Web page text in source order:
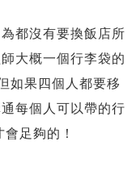
都沒有要換飯店所
大概一個行李袋的
如果四個人都要移
每個人可以帶的行
足夠的！